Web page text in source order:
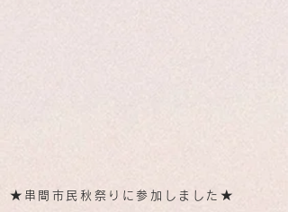
★串間市民秋祭りに参加しました★